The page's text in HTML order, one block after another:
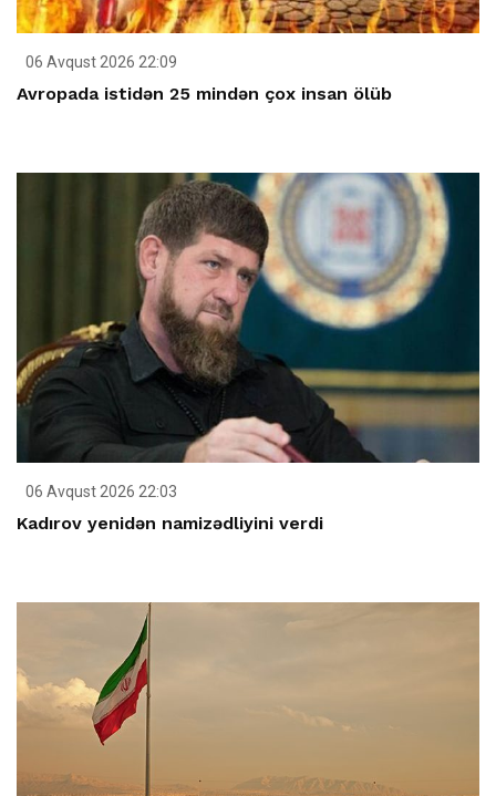
06 Avqust 2026 22:09
Avropada istidən 25 mindən çox insan ölüb
06 Avqust 2026 22:03
Kadırov yenidən namizədliyini verdi